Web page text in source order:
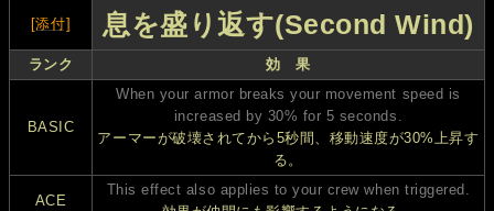
[添付] 息を盛り返す(Second Wind)
ランク 効 果
BASIC
When your armor breaks your movement speed is
increased by 30% for 5 seconds.
アーマーが破壊されてから5秒間、移動速度が30%上昇す
る。
ACE
This effect also applies to your crew when triggered.